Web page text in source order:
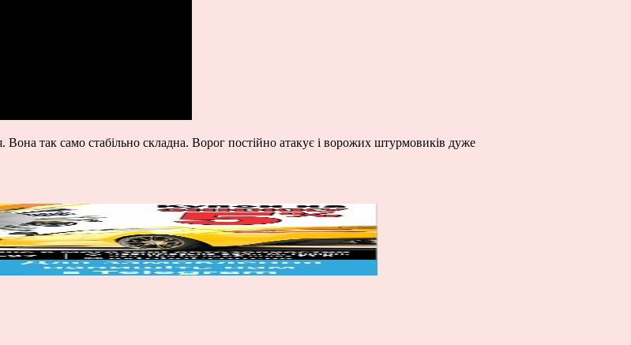
так само стабільно складна. Ворог постійно атакує і ворожих штурмовиків дуже